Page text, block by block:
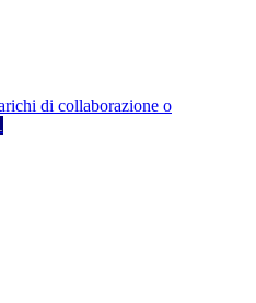
di collaborazione o